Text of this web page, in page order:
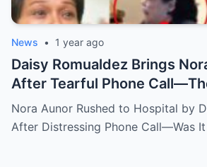
News • 1 year ago
Daisy Romualdez Brings
After Tearful Phone
Revealed
Nora Aunor Rushed to Hospital by
After Distressing Phone Call—Was